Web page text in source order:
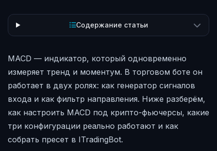
Содержание статьи
MACD — индикатор, который одновременно
измеряет тренд и моментум. В торговом боте он
работает в двух ролях: как генератор сигналов
входа и как фильтр направления. Ниже разберём,
как настроить MACD под крипто-фьючерсы, какие
три конфигурации реально работают и как
собрать пресет в ITradingBot.